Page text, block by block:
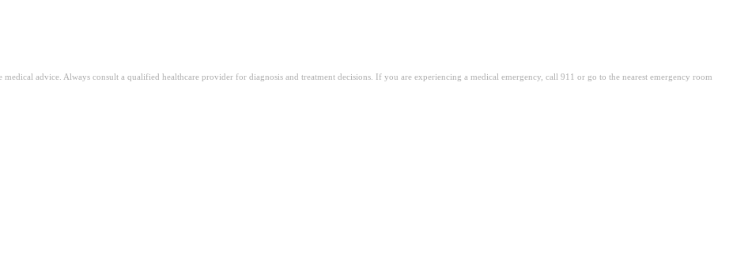
advice. Always consult a qualified healthcare provider for diagnosis and treatment decisions. If you are experiencing a medical emergency, call 911 or go to the nearest emergency room